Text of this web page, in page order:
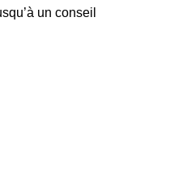
un conseil